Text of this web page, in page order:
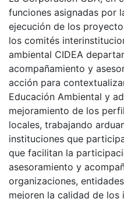
funciones asignadas por
ejecución de los
los comités
ambiental CIDEA
acompañamiento y
acción para
Educación Ambiental y
mejoramiento de los
locales, trabajando
instituciones que
que facilitan la
asesoramiento y
organizaciones,
mejoren la calidad de